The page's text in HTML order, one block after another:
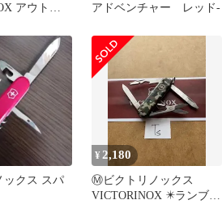
アウトラ
アドベンチャー レッド-
ックス スパ
¥ 2,180
Ⓜ️ビクトリノックス
VICTORINOX ✴️ランブラ